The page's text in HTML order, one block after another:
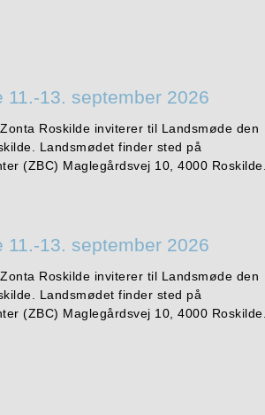
13. september 2026
Roskilde inviterer til Landsmøde den
Landsmødet finder sted på
(ZBC) Maglegårdsvej 10, 4000 Roskilde.
13. september 2026
Roskilde inviterer til Landsmøde den
Landsmødet finder sted på
(ZBC) Maglegårdsvej 10, 4000 Roskilde.